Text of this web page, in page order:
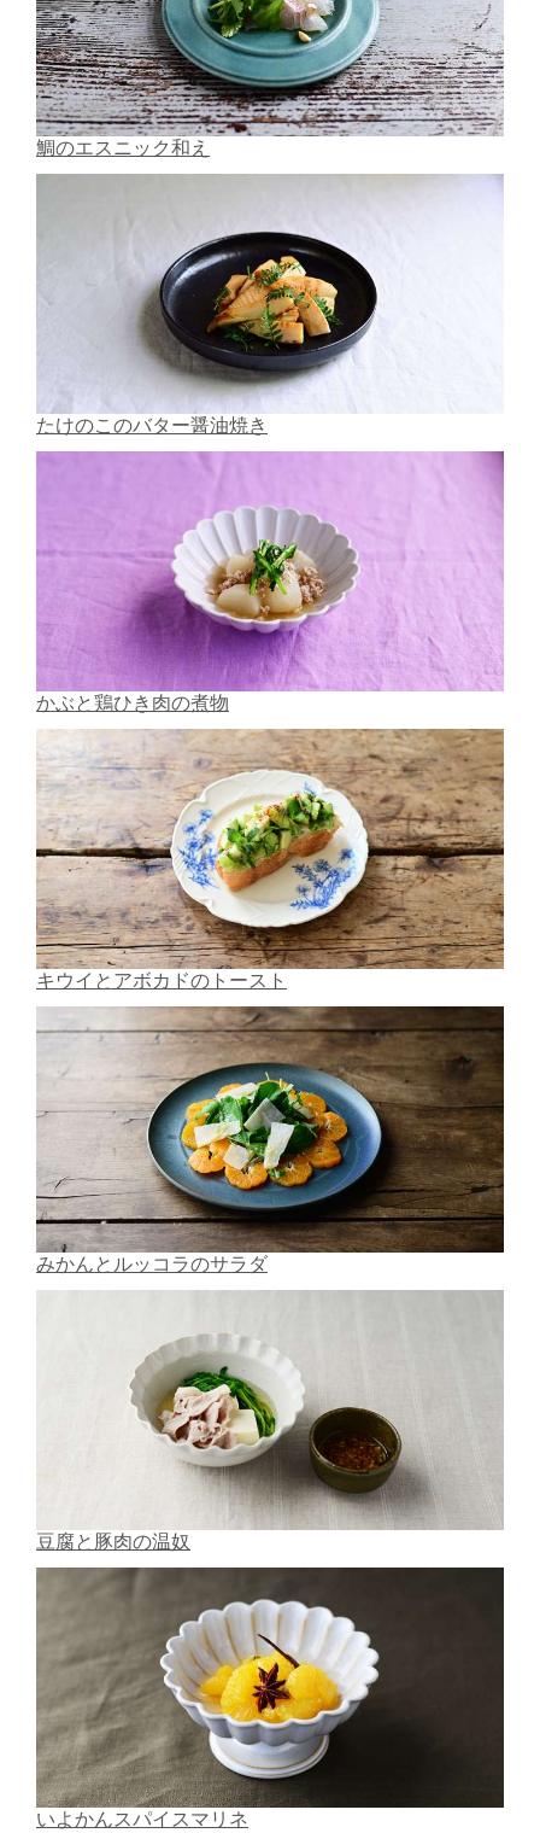
鯛のエスニック和え
たけのこのバター醤油焼き
かぶと鶏ひき肉の煮物
キウイとアボカドのトースト
みかんとルッコラのサラダ
豆腐と豚肉の温奴
いよかんスパイスマリネ